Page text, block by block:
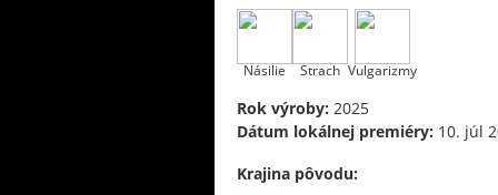
Násilie Strach Vulgarizmy
Rok výroby: 2025
Dátum lokálnej premiéry: 10. júl
Krajina pôvodu: